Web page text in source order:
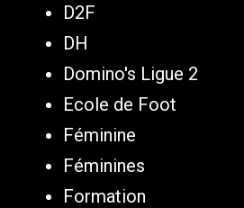
D2F
DH
Domino's Ligue 2
Ecole de Foot
Féminine
Féminines
Formation